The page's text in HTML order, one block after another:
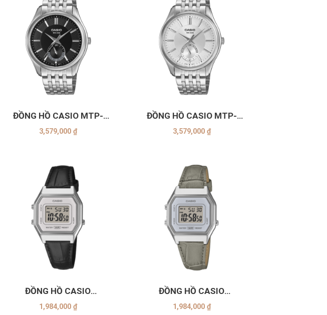
ĐỒNG HỒ CASIO MTP-
B315D-1AVDF
3,579,000 ₫
ĐỒNG HỒ CASIO MTP-
B315D-7AVDF
3,579,000 ₫
ĐỒNG HỒ CASIO
LA680WEL-1DF
1,984,000 ₫
ĐỒNG HỒ CASIO
LA680WEL-8A2DF
1,984,000 ₫